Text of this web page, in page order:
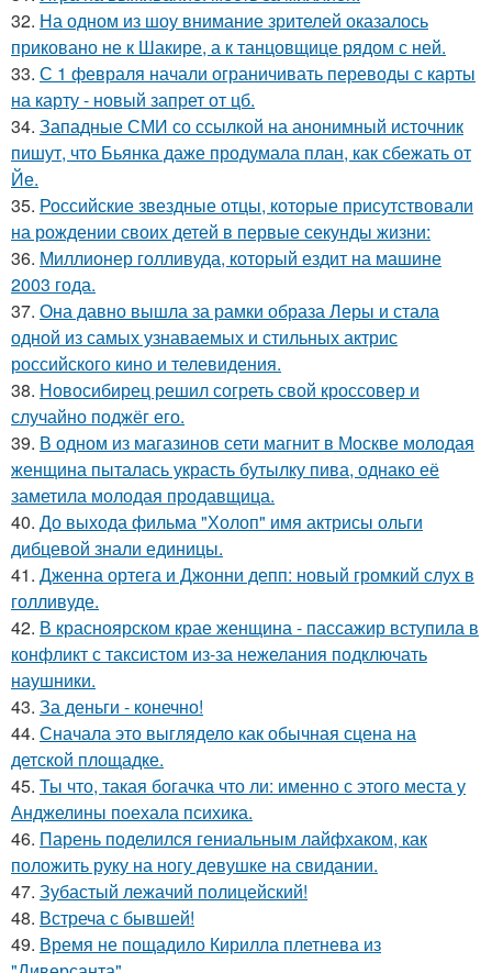
32. На одном из шоу внимание зрителей оказалось
приковано не к Шакире, а к танцовщице рядом с ней.
33. С 1 февраля начали ограничивать переводы с карты
на карту - новый запрет от цб.
34. Западные СМИ со ссылкой на анонимный источник
пишут, что Бьянка даже продумала план, как сбежать от
Йе.
35. Российские звездные отцы, которые присутствовали
на рождении своих детей в первые секунды жизни:
36. Миллионер голливуда, который ездит на машине
2003 года.
37. Она давно вышла за рамки образа Леры и стала
одной из самых узнаваемых и стильных актрис
российского кино и телевидения.
38. Новосибирец решил согреть свой кроссовер и
случайно поджёг его.
39. В одном из магазинов сети магнит в Москве молодая
женщина пыталась украсть бутылку пива, однако её
заметила молодая продавщица.
40. До выхода фильма "Холоп" имя актрисы ольги
дибцевой знали единицы.
41. Дженна ортега и Джонни депп: новый громкий слух в
голливуде.
42. В красноярском крае женщина - пассажир вступила в
конфликт с таксистом из-за нежелания подключать
наушники.
43. За деньги - конечно!
44. Сначала это выглядело как обычная сцена на
детской площадке.
45. Ты что, такая богачка что ли: именно с этого места у
Анджелины поехала психика.
46. Парень поделился гениальным лайфхаком, как
положить руку на ногу девушке на свидании.
47. Зубастый лежачий полицейский!
48. Встреча с бывшей!
49. Время не пощадило Кирилла плетнева из